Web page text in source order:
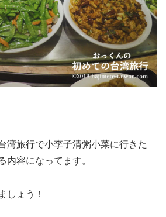
湾旅行で小李子清粥小菜に行きた
内容になってます。
しょう！